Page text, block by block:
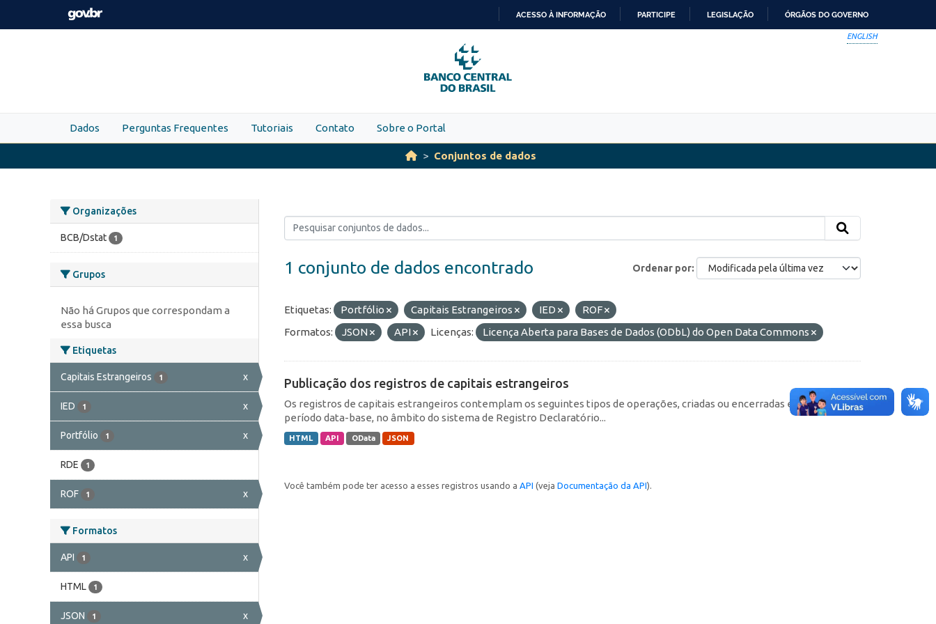
Skip to main content
PARA
O
CONTEÚDO
ACESSO À INFORMAÇÃO PARTICIPE LEGISLAÇÃO ÓRGÃOS DO GOVERNO
ENGLISH
Dados Perguntas Frequentes Tutoriais Contato Sobre o Portal
Conjuntos de dados
Organizações
BCB/Dstat 1
Grupos
Não há Grupos que correspondam a
essa busca
Etiquetas
Capitais Estrangeiros 1 x
IED 1 x
Portfólio 1 x
RDE 1
ROF 1 x
Formatos
API 1 x
HTML 1
JSON 1 x
Ordenar por
1 conjunto de dados encontrado
Etiquetas: Portfólio Capitais Estrangeiros IED
ROF
Formatos:
JSON API Licenças: Licença Aberta para Bases de Dados (ODbL) do Open Data Commons
Publicação dos registros de capitais estrangeiros
Os registros de capitais estrangeiros contemplam os seguintes tipos de operações, criadas ou encerradas em cada
período data-base, no âmbito do sistema de Registro Declaratório...
HTML API OData JSON
Você também pode ter acesso a esses registros usando a API (veja Documentação da API).